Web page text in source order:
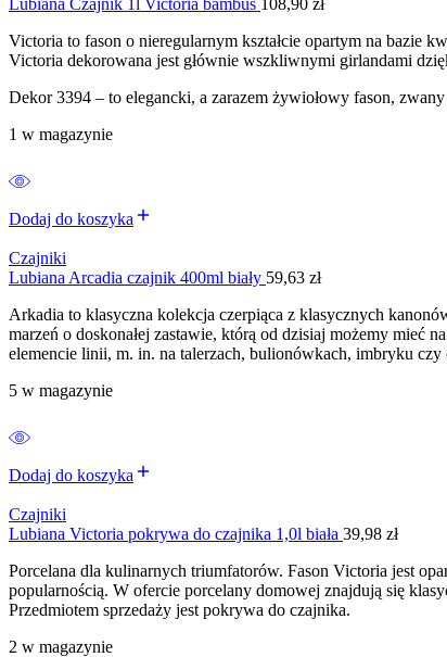
Victoria to fason o nieregularnym kształcie opartym na bazie
Victoria dekorowana jest głównie wszkliwnymi girlandami
Dekor 3394 – to elegancki, a zarazem żywiołowy fason,
1 w magazynie
Dodaj do koszyka
Czajniki
Lubiana Arcadia czajnik 400ml biały 59,63 zł
Arkadia to klasyczna kolekcja czerpiąca z klasycznych
marzeń o doskonałej zastawie, którą od dzisiaj możemy mieć
elemencie linii, m. in. na talerzach, bulionówkach, imbryku czy
5 w magazynie
Dodaj do koszyka
Czajniki
Lubiana Victoria pokrywa do czajnika 1,0l biała 39,98 zł
Porcelana dla kulinarnych triumfatorów. Fason Victoria jest
popularnością. W ofercie porcelany domowej znajdują się
Przedmiotem sprzedaży jest pokrywa do czajnika.
2 w magazynie